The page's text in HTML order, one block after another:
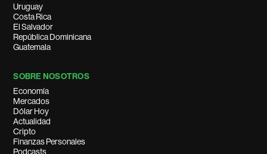
Uruguay
Costa Rica
El Salvador
República Dominicana
Guatemala
SOBRE NOSOTROS
Economía
Mercados
Dólar Hoy
Actualidad
Cripto
Finanzas Personales
Podcasts